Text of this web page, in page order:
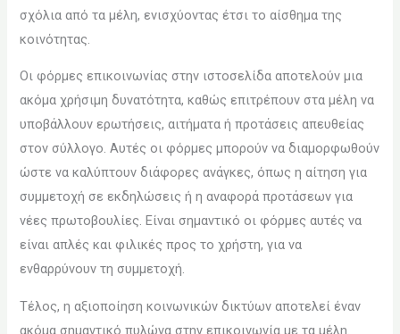
σχόλια από τα μέλη, ενισχύοντας έτσι το αίσθημα της
κοινότητας.
Οι φόρμες επικοινωνίας στην ιστοσελίδα αποτελούν μια
ακόμα χρήσιμη δυνατότητα, καθώς επιτρέπουν στα μέλη να
υποβάλλουν ερωτήσεις, αιτήματα ή προτάσεις απευθείας
στον σύλλογο. Αυτές οι φόρμες μπορούν να διαμορφωθούν
ώστε να καλύπτουν διάφορες ανάγκες, όπως η αίτηση για
συμμετοχή σε εκδηλώσεις ή η αναφορά προτάσεων για
νέες πρωτοβουλίες. Είναι σημαντικό οι φόρμες αυτές να
είναι απλές και φιλικές προς το χρήστη, για να
ενθαρρύνουν τη συμμετοχή.
Τέλος, η αξιοποίηση κοινωνικών δικτύων αποτελεί έναν
ακόμα σημαντικό πυλώνα στην επικοινωνία με τα μέλη.